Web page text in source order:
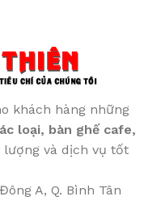
khách hàng những
loại, bàn ghế cafe,
lượng và dịch vụ tốt
A, Q. Bình Tân